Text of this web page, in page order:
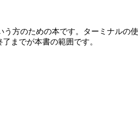
う方のための本です。ターミナル
までが本書の範囲です。